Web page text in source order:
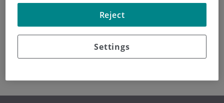
Settings
Reject